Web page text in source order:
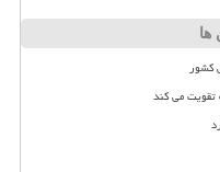
ها
کشور
تقویت می کند